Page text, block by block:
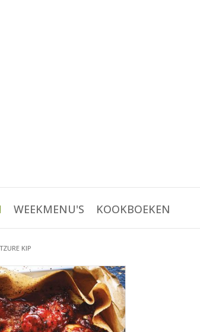
WEEKMENU'S KOOKBOEKEN
KIP